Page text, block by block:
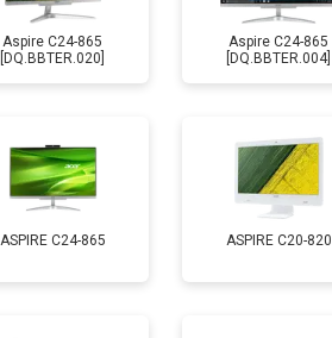
Aspire C24-865
[DQ.BBTER.020]
Aspire C24-865
[DQ.BBTER.004]
ASPIRE C24-865 ASPIRE C20-820